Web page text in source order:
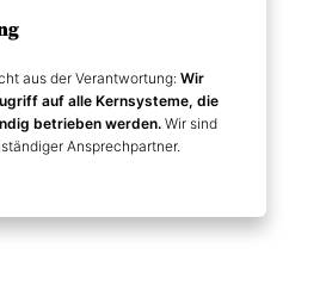
aus der Verantwortung: Wir
auf alle Kernsysteme, die
betrieben werden. Wir sind
Ansprechpartner.